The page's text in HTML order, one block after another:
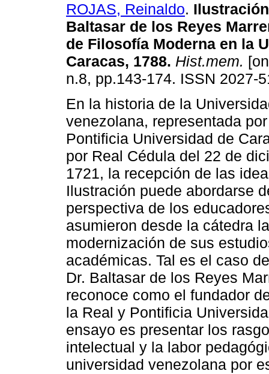
ROJAS, Reinaldo.
Baltasar de los Reyes
de Filosofía Moderna en la
Caracas, 1788. Hist.mem.
n.8, pp.143-174. ISSN 2027-
En la historia de la
venezolana, representada
Pontificia Universidad de
por Real Cédula del 22 de
1721, la recepción de las
Ilustración puede abordarse
perspectiva de los
asumieron desde la cátedra la
modernización de sus
académicas. Tal es el caso
Dr. Baltasar de los Reyes
reconoce como el fundador
la Real y Pontificia
ensayo es presentar los
intelectual y la labor
universidad venezolana por